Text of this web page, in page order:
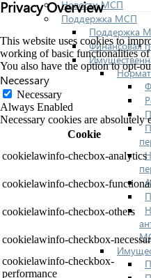
Новости МСП
Поддержка МСП
Поддержка
Финансовая
Privacy Overview
This website uses cookies to
working of basic functionalities of
You also have the option to opt-
Necessary
Necessary
Always Enabled
Necessary cookies are
Cookie
cookielawinfo-checbox-analytics
cookielawinfo-checbox-
cookielawinfo-checbox-others
cookielawinfo-checkbox-
cookielawinfo-checkbox-
performance